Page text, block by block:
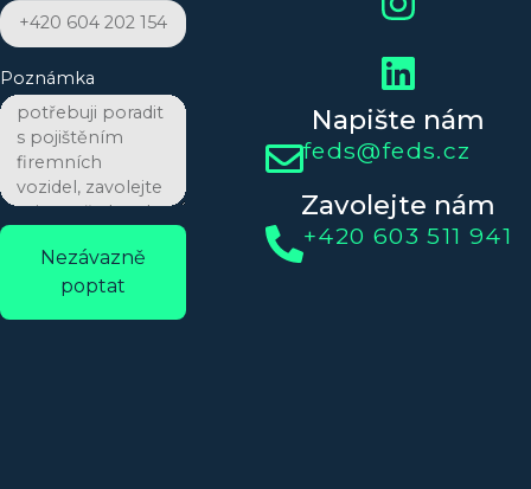
Poznámka
Nezávazně
poptat
Napište nám
feds@feds.cz
Zavolejte nám
+420 603 511 941